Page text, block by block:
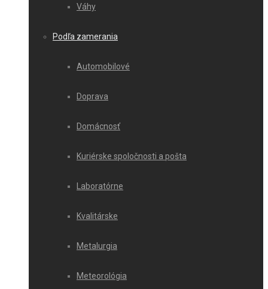
Váhy
Podľa zamerania
Automobilové
Doprava
Domácnosť
Kuriérske spoločnosti a pošta
Laboratórne
Kvalitárske
Metalurgia
Meteorológia